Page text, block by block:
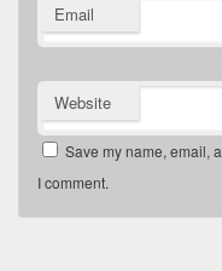
Email
Website
Save my name, email,
I comment.